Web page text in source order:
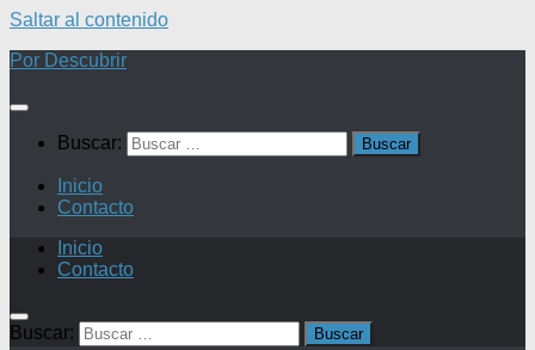
Saltar al contenido
Por Descubrir
Buscar:
Inicio
Contacto
Inicio
Contacto
Buscar: